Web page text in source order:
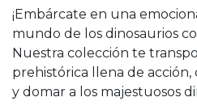
¡Embárcate en una
mundo de los dinosaurios
Nuestra colección te
prehistórica llena de
y domar a los majestuosos